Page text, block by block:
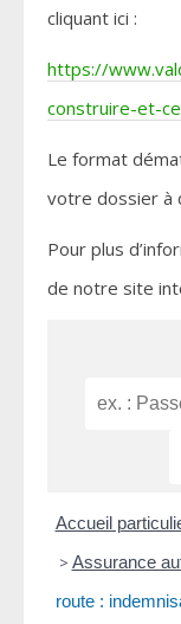
cliquant ici :
https://
construire-et-
Le format
votre dossier à
Pour plus
de notre site
Accueil
> Assurance
route :